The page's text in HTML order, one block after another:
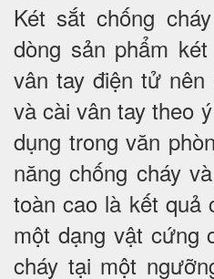
Két sắt chống
dòng sản phẩm
vân tay điện tử
và cài vân tay theo
dụng trong văn
năng chống cháy
toàn cao là kết
một dạng vật cứng
cháy tại một